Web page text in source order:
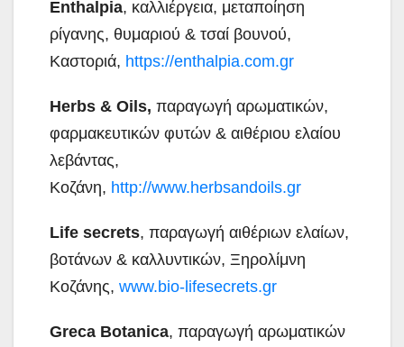
Enthalpia, καλλιέργεια, μεταποίηση
ρίγανης, θυμαριού & τσαί βουνού,
Καστοριά, https://enthalpia.com.gr
Herbs & Oils, παραγωγή αρωματικών,
φαρμακευτικών φυτών & αιθέριου ελαίου
λεβάντας,
Κοζάνη, http://www.herbsandoils.gr
Life secrets, παραγωγή αιθέριων ελαίων,
βοτάνων & καλλυντικών, Ξηρολίμνη
Κοζάνης, www.bio-lifesecrets.gr
Greca Botanica, παραγωγή αρωματικών